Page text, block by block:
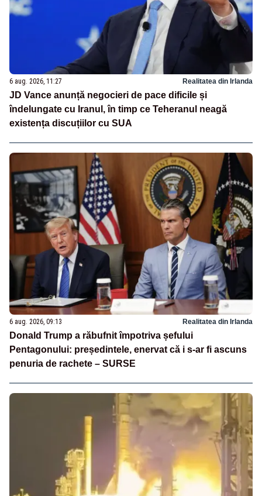
6 aug. 2026, 11:27 Realitatea din Irlanda
JD Vance anunță negocieri de pace dificile și
îndelungate cu Iranul, în timp ce Teheranul neagă
existența discuțiilor cu SUA
6 aug. 2026, 09:13 Realitatea din Irlanda
Donald Trump a răbufnit împotriva șefului
Pentagonului: președintele, enervat că i s-ar fi ascuns
penuria de rachete – SURSE